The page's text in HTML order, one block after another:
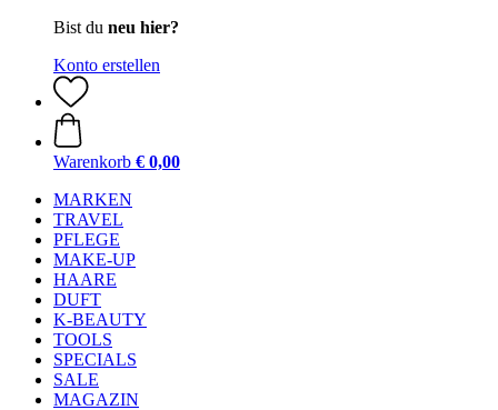
Bist du neu hier?
Konto erstellen
Warenkorb € 0,00
MARKEN
TRAVEL
PFLEGE
MAKE-UP
HAARE
DUFT
K-BEAUTY
TOOLS
SPECIALS
SALE
MAGAZIN